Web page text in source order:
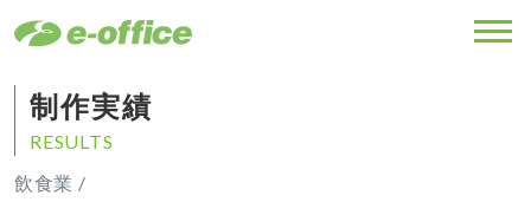
制作実績
RESULTS
飲食業 /